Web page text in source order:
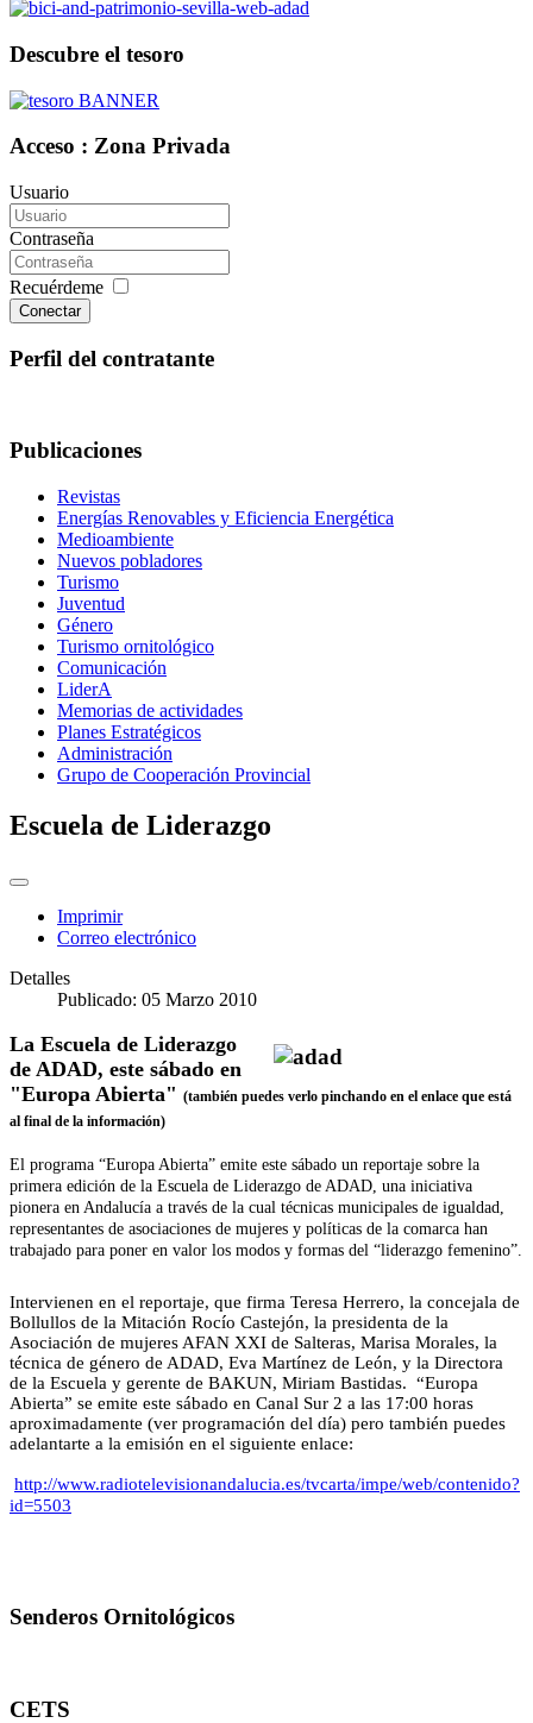
Descubre el tesoro
Acceso : Zona Privada
Usuario
Contraseña
Recuérdeme
Conectar
Perfil del contratante
Publicaciones
Revistas
Energías Renovables y Eficiencia Energética
Medioambiente
Nuevos pobladores
Turismo
Juventud
Género
Turismo ornitológico
Comunicación
LiderA
Memorias de actividades
Planes Estratégicos
Administración
Grupo de Cooperación Provincial
Escuela de Liderazgo
Imprimir
Correo electrónico
Detalles
Publicado: 05 Marzo 2010
La Escuela de Liderazgo
de ADAD, este sábado en
"Europa Abierta" (también puedes verlo pinchando en el enlace que está
al final de la información)
El programa “Europa Abierta” emite este sábado un reportaje sobre la
primera edición de la Escuela de Liderazgo de ADAD, una iniciativa
pionera en Andalucía a través de la cual técnicas municipales de igualdad,
representantes de asociaciones de mujeres y políticas de la comarca han
trabajado para poner en valor los modos y formas del “liderazgo femenino”.
Intervienen en el reportaje, que firma Teresa Herrero, la concejala de
Bollullos de la Mitación Rocío Castejón, la presidenta de la
Asociación de mujeres AFAN XXI de Salteras, Marisa Morales, la
técnica de género de ADAD, Eva Martínez de León, y la Directora
de la Escuela y gerente de BAKUN, Miriam Bastidas. “Europa
Abierta” se emite este sábado en Canal Sur 2 a las 17:00 horas
aproximadamente (ver programación del día) pero también puedes
adelantarte a la emisión en el siguiente enlace:
http://www.radiotelevisionandalucia.es/tvcarta/impe/web/contenido?
id=5503
Senderos Ornitológicos
CETS